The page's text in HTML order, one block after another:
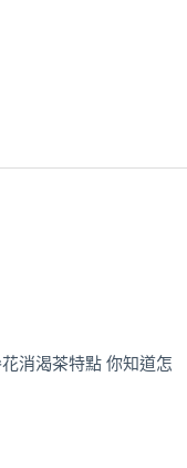
消渴茶特點 你知道怎